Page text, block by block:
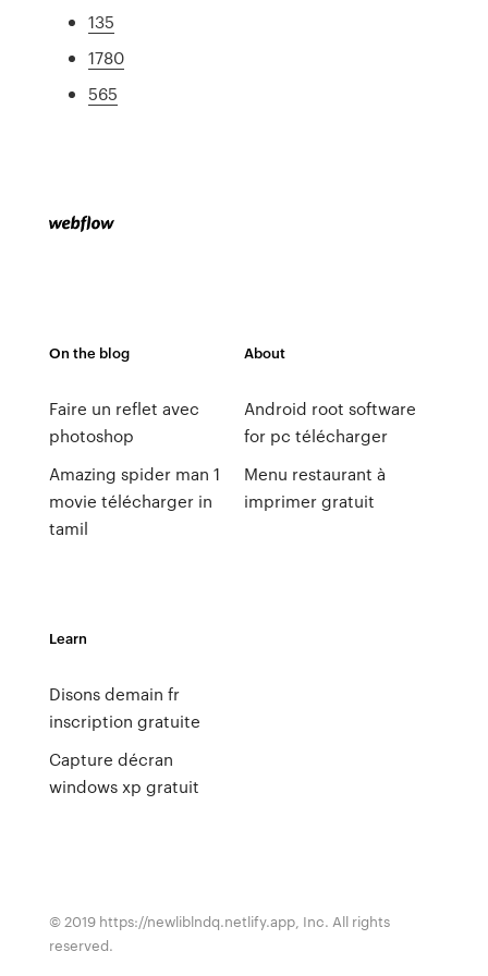
135
1780
565
On the blog
Faire un reflet avec
photoshop
Amazing spider man 1
movie télécharger in
tamil
About
Android root software
for pc télécharger
Menu restaurant à
imprimer gratuit
Learn
Disons demain fr
inscription gratuite
Capture décran
windows xp gratuit
© 2019 https://newliblndq.netlify.app, Inc. All rights
reserved.